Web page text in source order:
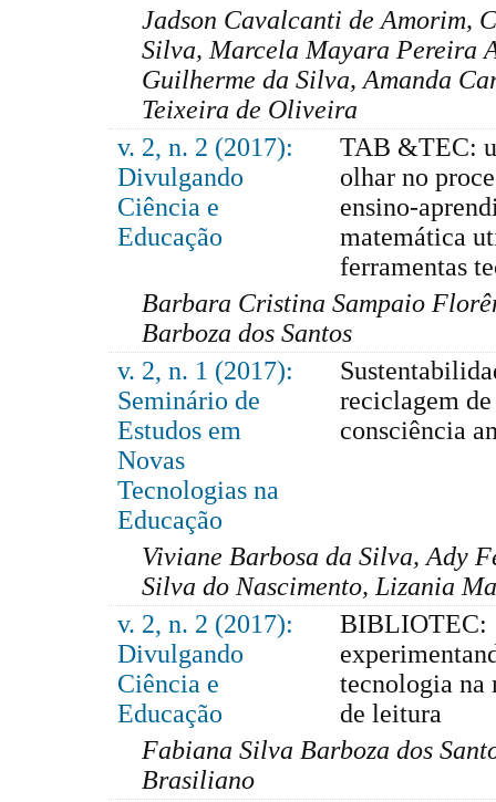
Jadson Cavalcanti de Amorim,
Silva, Marcela Mayara Pereira
Guilherme da Silva, Amanda
Teixeira de Oliveira
v. 2, n. 2 (2017):
Divulgando
Ciência e
Educação
TAB &TEC:
olhar no
ensino-
matemática
ferramentas
Barbara Cristina Sampaio
Barboza dos Santos
v. 2, n. 1 (2017):
Seminário de
Estudos em
Novas
Tecnologias na
Educação
reciclagem
consciência
Viviane Barbosa da Silva, Ady
Silva do Nascimento, Lizania
v. 2, n. 2 (2017):
Divulgando
Ciência e
Educação
BIBLIOTEC:
tecnologia na
de leitura
Fabiana Silva Barboza dos
Brasiliano